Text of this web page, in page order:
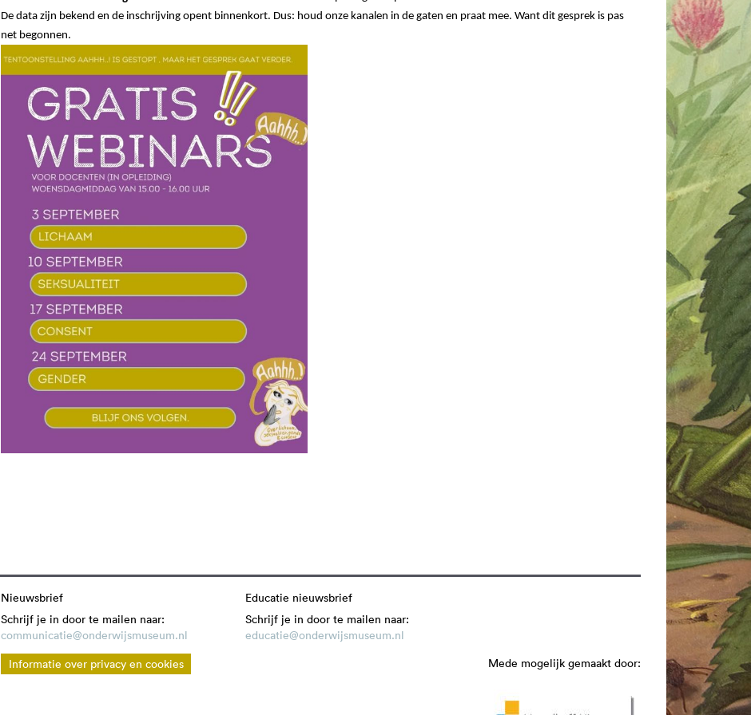
De data zijn bekend en de inschrijving opent binnenkort. Dus: houd onze kanalen in de gaten en praat mee. Want dit gesprek is pas
net begonnen.
Nieuwsbrief
Schrijf je in door te mailen naar:
communicatie@onderwijsmuseum.nl
Educatie nieuwsbrief
Schrijf je in door te mailen naar:
educatie@onderwijsmuseum.nl
Mede mogelijk gemaakt door:
Informatie over privacy en cookies